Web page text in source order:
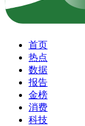
首页
热点
数据
报告
金榜
消费
科技